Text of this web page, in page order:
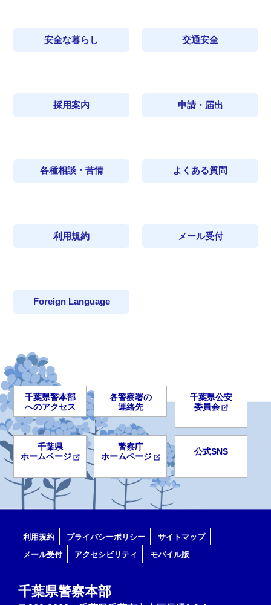
安全な暮らし 交通安全
採用案内 申請・届出
各種相談・苦情 よくある質問
利用規約 メール受付
Foreign Language
千葉県警本部
へのアクセス
各警察署の
連絡先
千葉県公安
委員会
千葉県
ホームページ
警察庁
ホームページ
公式SNS
利用規約 プライバシーポリシー
サイトマップ
メール受付
アクセシビリティ モバイル版
千葉県警察本部